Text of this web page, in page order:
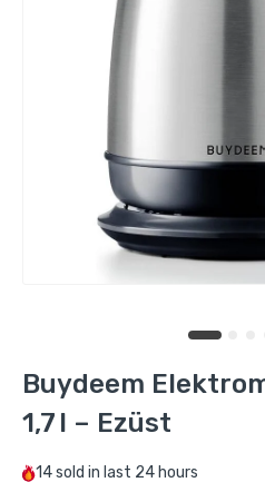
Buydeem
Buydeem
800 ml
7.490 Ft 14.990 Ft
Buydeem Szürke
5.590 Ft 11.990 Ft
Buydeem
1,7 l – Ezüst
14sold in last 24 hours